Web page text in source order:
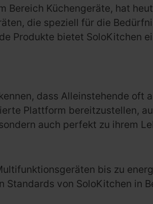
Bereich Küchengeräte, hat
die speziell für die
Produkte bietet SoloKitchen
dass Alleinstehende
Plattform bereitzustellen,
auch perfekt zu ihrem
bis zu
von SoloKitchen in